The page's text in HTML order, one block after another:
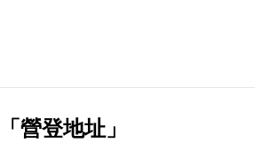
營登地址」